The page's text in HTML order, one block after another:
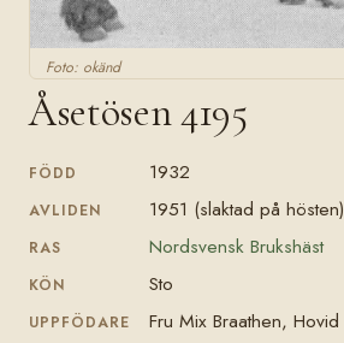
Foto: okänd
Åsetösen 4195
FÖDD 1932
AVLIDEN 1951 (slaktad på hösten)
RAS Nordsvensk Brukshäst
KÖN Sto
UPPFÖDARE Fru Mix Braathen, Hovid